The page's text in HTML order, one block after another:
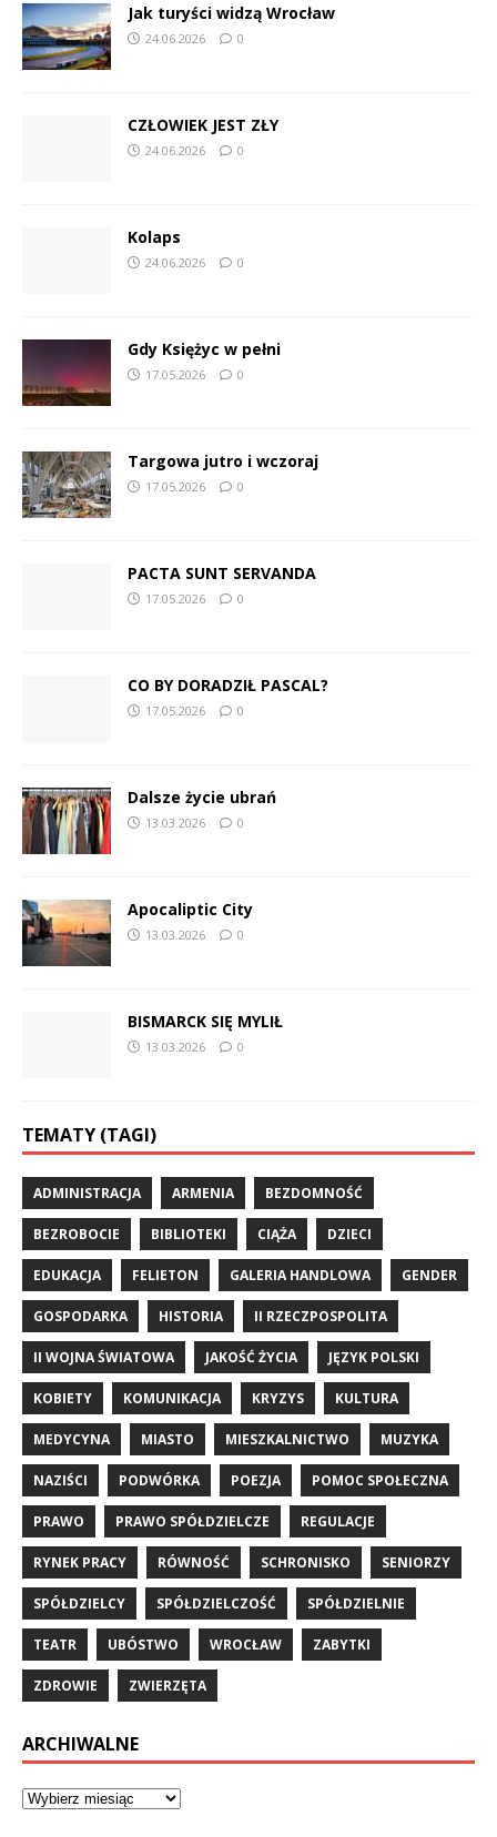
Jak turyści widzą Wrocław
24.06.2026 0
CZŁOWIEK JEST ZŁY
24.06.2026 0
Kolaps
24.06.2026 0
Gdy Księżyc w pełni
17.05.2026 0
Targowa jutro i wczoraj
17.05.2026 0
PACTA SUNT SERVANDA
17.05.2026 0
CO BY DORADZIŁ PASCAL?
17.05.2026 0
Dalsze życie ubrań
13.03.2026 0
Apocaliptic City
13.03.2026 0
BISMARCK SIĘ MYLIŁ
13.03.2026 0
TEMATY (TAGI)
ADMINISTRACJA ARMENIA BEZDOMNOŚĆ
BEZROBOCIE BIBLIOTEKI CIĄŻA DZIECI
EDUKACJA FELIETON GALERIA HANDLOWA GENDER
GOSPODARKA HISTORIA II RZECZPOSPOLITA
II WOJNA ŚWIATOWA JAKOŚĆ ŻYCIA JĘZYK POLSKI
KOBIETY KOMUNIKACJA KRYZYS KULTURA
MEDYCYNA MIASTO MIESZKALNICTWO MUZYKA
NAZIŚCI PODWÓRKA POEZJA POMOC SPOŁECZNA
PRAWO PRAWO SPÓŁDZIELCZE REGULACJE
RYNEK PRACY RÓWNOŚĆ SCHRONISKO SENIORZY
SPÓŁDZIELCY SPÓŁDZIELCZOŚĆ SPÓŁDZIELNIE
TEATR UBÓSTWO WROCŁAW ZABYTKI
ZDROWIE ZWIERZĘTA
ARCHIWALNE